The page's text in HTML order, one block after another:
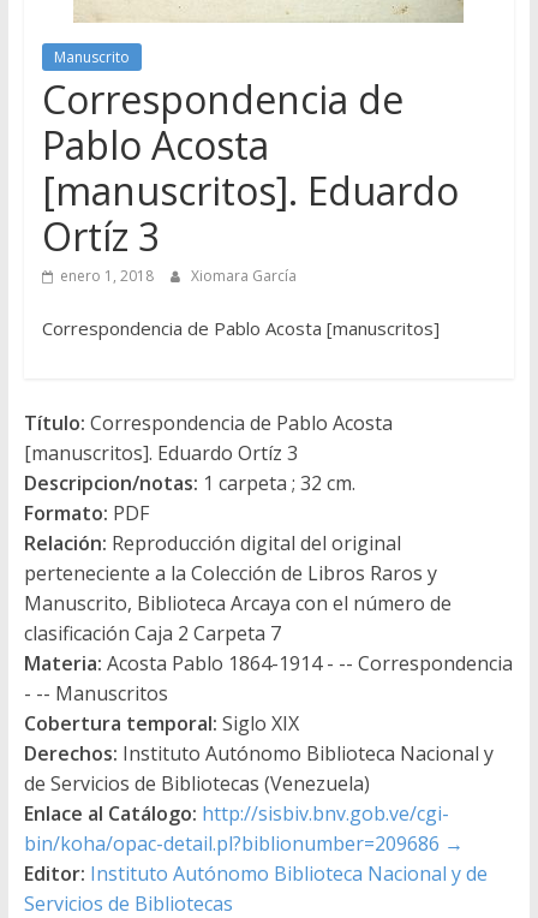
Manuscrito
Correspondencia de
Pablo Acosta
[manuscritos]. Eduardo
Ortíz 3
enero 1, 2018 Xiomara García
Correspondencia de Pablo Acosta [manuscritos]
Título: Correspondencia de Pablo Acosta
[manuscritos]. Eduardo Ortíz 3
Descripcion/notas: 1 carpeta ; 32 cm.
Formato: PDF
Relación: Reproducción digital del original
perteneciente a la Colección de Libros Raros y
Manuscrito, Biblioteca Arcaya con el número de
clasificación Caja 2 Carpeta 7
Materia: Acosta Pablo 1864-1914 - -- Correspondencia
- -- Manuscritos
Cobertura temporal: Siglo XIX
Derechos: Instituto Autónomo Biblioteca Nacional y
de Servicios de Bibliotecas (Venezuela)
Enlace al Catálogo: http://sisbiv.bnv.gob.ve/cgi-
bin/koha/opac-detail.pl?biblionumber=209686 →
Editor: Instituto Autónomo Biblioteca Nacional y de
Servicios de Bibliotecas